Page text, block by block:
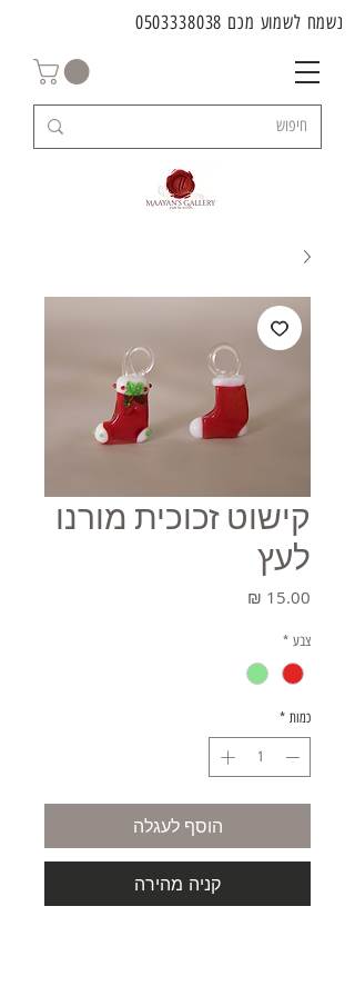
נשמח לשמוע מכם 0503338038
קישוט זכוכית מורנו
לעץ
צבע *
כמות *
הוסף לעגלה
קניה מהירה